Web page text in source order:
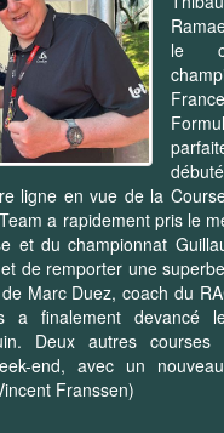
le
ligne en vue de la
a rapidement pris le
et du championnat
de remporter une
Marc Duez, coach du
a finalement devancé
Deux autres courses
end, avec un
Franssen)